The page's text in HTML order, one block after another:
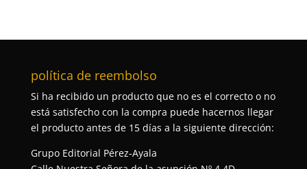
política de reembolso
Si ha recibido un producto que no es el correcto o no
está satisfecho con la compra puede hacernos llegar
el producto antes de 15 días a la siguiente dirección:
Grupo Editorial Pérez-Ayala